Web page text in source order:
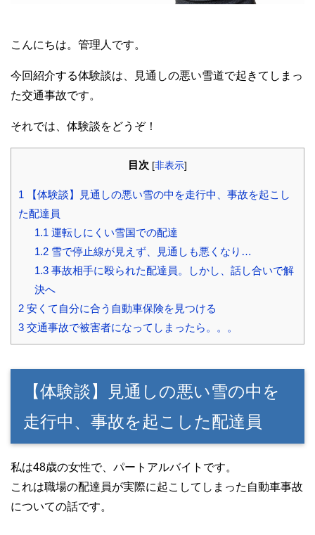
こんにちは。管理人です。
今回紹介する体験談は、見通しの悪い雪道で起きてしまっ
た交通事故です。
それでは、体験談をどうぞ！
目次 [非表示]
1 【体験談】見通しの悪い雪の中を走行中、事故を起こし
た配達員
1.1 運転しにくい雪国での配達
1.2雪で停止線が見えず、見通しも悪くなり…
1.3事故相手に殴られた配達員。しかし、話し合いで解
決へ
2 安くて自分に合う自動車保険を見つける
3 交通事故で被害者になってしまったら。。。
【体験談】見通しの悪い雪の中を
走行中、事故を起こした配達員
私は48歳の女性で、パートアルバイトです。
これは職場の配達員が実際に起こしてしまった自動車事故
についての話です。